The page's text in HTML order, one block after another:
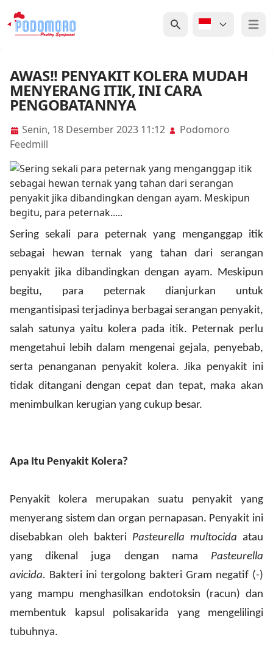
Open
AWAS!! PENYAKIT KOLERA MUDAH
MENYERANG ITIK, INI CARA
PENGOBATANNYA
Senin, 18 Desember 2023 11:12
Podomoro
Feedmill
Sering sekali para peternak yang menganggap itik
sebagai hewan ternak yang tahan dari serangan
penyakit jika dibandingkan dengan ayam. Meskipun
begitu, para peternak dianjurkan untuk
mengantisipasi terjadinya berbagai serangan penyakit,
salah satunya yaitu kolera pada itik. Peternak perlu
mengetahui lebih dalam mengenai gejala, penyebab,
serta penanganan penyakit kolera. Jika penyakit ini
tidak ditangani dengan cepat dan tepat, maka akan
menimbulkan kerugian yang cukup besar.
Apa Itu Penyakit Kolera?
Penyakit kolera merupakan suatu penyakit yang
menyerang sistem dan organ pernapasan. Penyakit ini
disebabkan oleh bakteri Pasteurella multocida atau
yang dikenal juga dengan nama Pasteurella
avicida. Bakteri ini tergolong bakteri Gram negatif (-)
yang mampu menghasilkan endotoksin (racun) dan
membentuk kapsul polisakarida yang mengelilingi
tubuhnya.